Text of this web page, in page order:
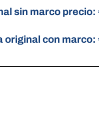
sin marco precio:
original con marco: